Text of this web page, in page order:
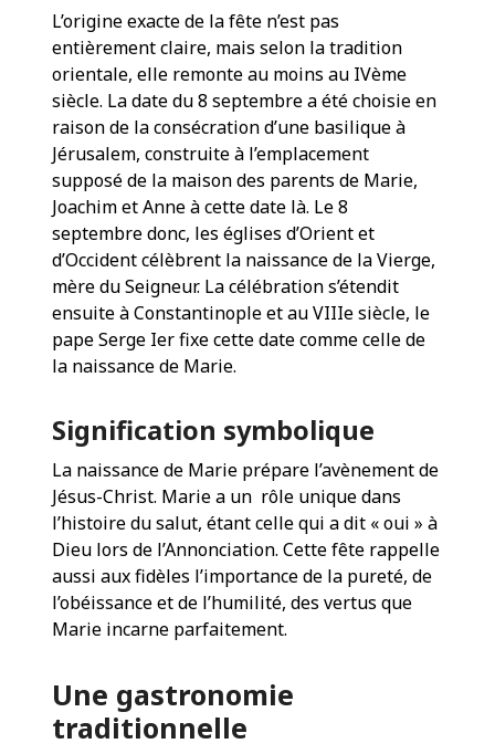
L’origine exacte de la fête n’est pas
entièrement claire, mais selon la tradition
orientale, elle remonte au moins au IVème
siècle. La date du 8 septembre a été choisie en
raison de la consécration d’une basilique à
Jérusalem, construite à l’emplacement
supposé de la maison des parents de Marie,
Joachim et Anne à cette date là. Le 8
septembre donc, les églises d’Orient et
d’Occident célèbrent la naissance de la Vierge,
mère du Seigneur. La célébration s’étendit
ensuite à Constantinople et au VIIIe siècle, le
pape Serge Ier fixe cette date comme celle de
la naissance de Marie.
Signification symbolique
La naissance de Marie prépare l’avènement de
Jésus-Christ. Marie a un rôle unique dans
l’histoire du salut, étant celle qui a dit « oui » à
Dieu lors de l’Annonciation. Cette fête rappelle
aussi aux fidèles l’importance de la pureté, de
l’obéissance et de l’humilité, des vertus que
Marie incarne parfaitement.
Une gastronomie
traditionnelle